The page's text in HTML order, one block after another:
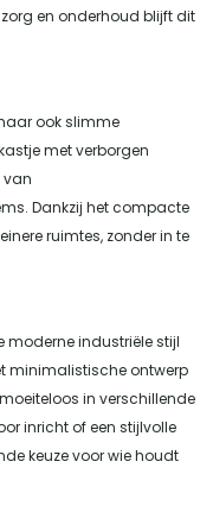
en onderhoud blijft dit
ook slimme
met verborgen
van
Dankzij het compacte
ruimtes, zonder in te
moderne industriële stijl
minimalistische ontwerp
in verschillende
inricht of een stijlvolle
keuze voor wie houdt